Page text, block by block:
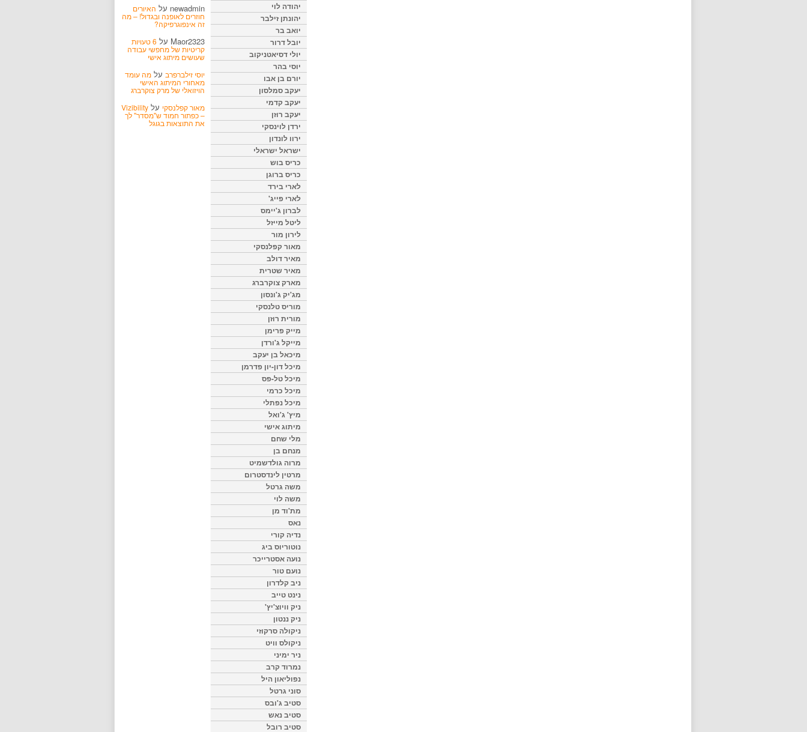
newadmin על האיורים
חוזרים לאופנה ובגדול! – מה
זה אינפוגרפיקה?
Maor2323 על 6 טעויות
קריטיות של מחפשי עבודה
שעושים מיתוג אישי
יוסי זילברפרב על מה עומד
מאחורי המיתוג האישי
הויזואלי של מרק צוקרברג
מאור קפלנסקי על Vizibility
– כפתור חמוד ש"מסדר" לך
את התוצאות בגוגל
יהודה לוי
יהונתן זילבר
יואב בר
יובל דרור
יולי דסיאטניקוב
יוסי בהר
יורם בן אבו
יעקב סמלסון
יעקב קדמי
יעקב רוזן
ירדן לוינסקי
ירוו לונדון
ישראל ישראלי
כריס בוש
כריס ברוגן
לארי בירד
לארי פייג'
לברון ג'יימס
ליטל מייזל
לירון מור
מאור קפלנסקי
מאיר דולב
מאיר שטרית
מארק צוקרברג
מג'יק ג'ונסון
מוריס טלנסקי
מורית רוזן
מייק פרימן
מייקל ג'ורדן
מיכאל בן יעקב
מיכל דון-יון פדרמן
מיכל טל-פס
מיכל כרמי
מיכל נפתלי
מיץ' ג'ואל
מיתוג אישי
מלי שחם
מנחם בן
מרוה גולדשמיט
מרטין לינדסטרום
משה גרטל
משה לוי
מת'וד מן
נאס
נדיה קורי
נוטוריוס ביג
נועה אסטרייכר
נועם טור
ניב קלדרון
נינט טייב
ניק וויוצ'יץ'
ניק ננטון
ניקולה סרקוזי
ניקולס וויט
ניר ימיני
נמרוד קרב
נפוליאון היל
סוני גרטל
סטיב ג'ובס
סטיב נאש
סטיב רובל